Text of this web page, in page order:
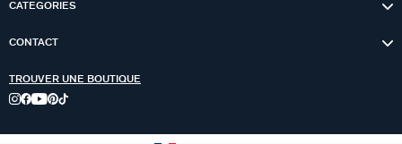
CATEGORIES
CONTACT
TROUVER UNE BOUTIQUE